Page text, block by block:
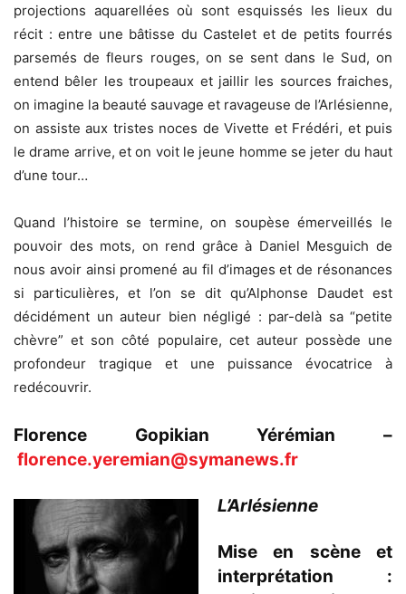
projections aquarellées où sont esquissés les lieux du
récit : entre une bâtisse du Castelet et de petits fourrés
parsemés de fleurs rouges, on se sent dans le Sud, on
entend bêler les troupeaux et jaillir les sources fraiches,
on imagine la beauté sauvage et ravageuse de l’Arlésienne,
on assiste aux tristes noces de Vivette et Frédéri, et puis
le drame arrive, et on voit le jeune homme se jeter du haut
d’une tour…
Quand l’histoire se termine, on soupèse émerveillés le
pouvoir des mots, on rend grâce à Daniel Mesguich de
nous avoir ainsi promené au fil d’images et de résonances
si particulières, et l’on se dit qu’Alphonse Daudet est
décidément un auteur bien négligé : par-delà sa “petite
chèvre” et son côté populaire, cet auteur possède une
profondeur tragique et une puissance évocatrice à
redécouvrir.
Florence Gopikian Yérémian –
florence.yeremian@symanews.fr
L’Arlésienne
Mise en scène et
interprétation :